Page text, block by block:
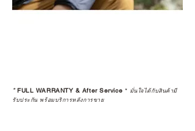
*FULL WARRANTY & After Service * มั่นใจได้กับสินค้ามี
รับประกัน พร้อมบริการหลังการขาย